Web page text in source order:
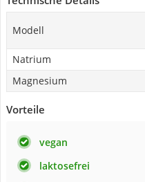
Modell
Natrium
Magnesium
Vorteile
vegan
laktosefrei